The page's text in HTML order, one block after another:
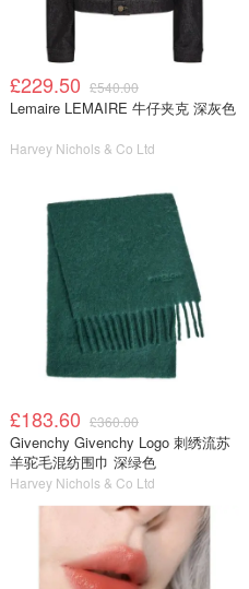
£229.50 £540.00
Lemaire LEMAIRE 牛仔夹克 深灰色
Harvey Nichols & Co Ltd
£183.60 £360.00
Givenchy Givenchy Logo 刺绣流苏
羊驼毛混纺围巾 深绿色
Harvey Nichols & Co Ltd